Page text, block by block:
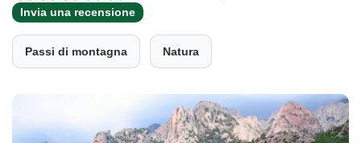
Invia una recensione
Passi di montagna Natura